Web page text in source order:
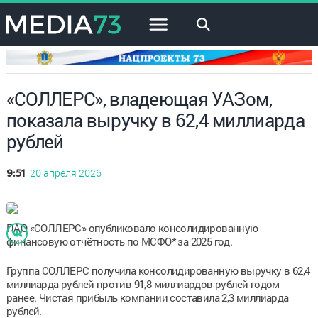
×
«СОЛЛЕРС», владеющая УАЗом,
показала выручку в 62,4 миллиарда
рублей
9:51 20 апреля 2026
ПАО «СОЛЛЕРС» опубликовало консолидированную
финансовую отчётность по МСФО* за 2025 год.
Группа СОЛЛЕРС получила консолидированную выручку в 62,4
миллиарда рублей против 91,8 миллиардов рублей годом
ранее. Чистая прибыль компании составила 2,3 миллиарда
рублей.